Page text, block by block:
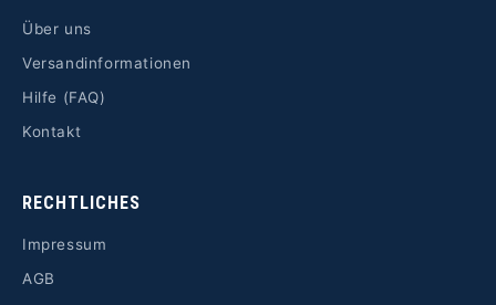
Über uns
Versandinformationen
Hilfe (FAQ)
Kontakt
RECHTLICHES
Impressum
AGB